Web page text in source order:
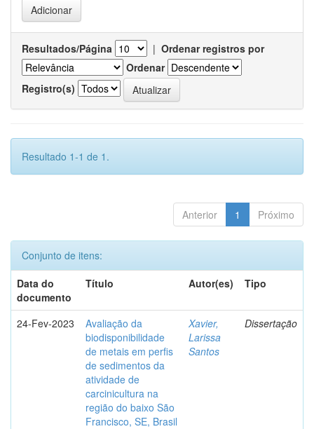
Resultados/Página | Ordenar registros por
Ordenar
Registro(s)
Resultado 1-1 de 1.
Anterior 1 Próximo
Conjunto de itens:
Data do
documento
Título Autor(es) Tipo
24-Fev-2023
Avaliação da
biodisponibilidade
de metais em perfis
de sedimentos da
atividade de
carcinicultura na
região do baixo São
Francisco, SE, Brasil
Xavier,
Larissa
Santos
Dissertação